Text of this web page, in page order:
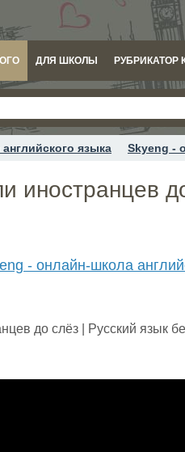
ДЛЯ ШКОЛЫ РУБРИКАТОР
языка Skyeng -
иностранцев
- онлайн-школа